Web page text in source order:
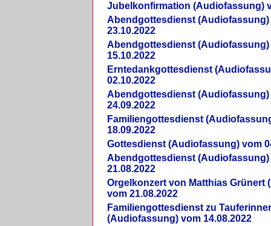
Jubelkonfirmation (Audiofassung)
Abendgottesdienst (Audiofassung)
23.10.2022
Abendgottesdienst (Audiofassung)
15.10.2022
Erntedankgottesdienst
02.10.2022
Abendgottesdienst (Audiofassung)
24.09.2022
Familiengottesdienst
18.09.2022
Gottesdienst (Audiofassung) vom
Abendgottesdienst (Audiofassung)
21.08.2022
Orgelkonzert von Matthias Grünert
vom 21.08.2022
Familiengottesdienst zu
(Audiofassung) vom 14.08.2022